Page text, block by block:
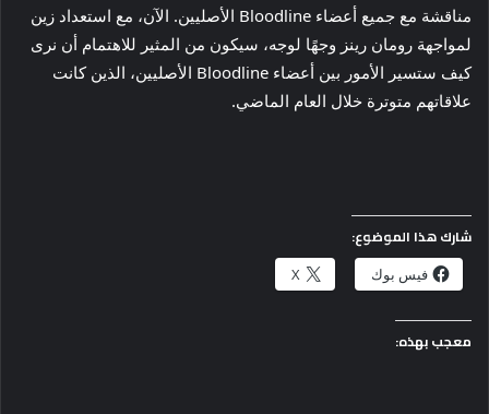
مناقشة مع جميع أعضاء Bloodline الأصليين. الآن، مع استعداد زين
لمواجهة رومان رينز وجهًا لوجه، سيكون من المثير للاهتمام أن نرى
كيف ستسير الأمور بين أعضاء Bloodline الأصليين، الذين كانت
علاقاتهم متوترة خلال العام الماضي.
شارك هذا الموضوع:
فيس بوك X
معجب بهذه: